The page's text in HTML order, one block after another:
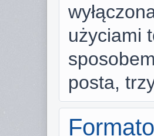
użyciami
posta,